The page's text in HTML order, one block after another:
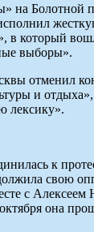
Болотной
в который
выборы».
отменил
и
лексику».
к
свою
с
она